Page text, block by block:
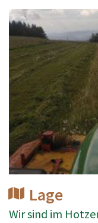
Lage
Wir sind im